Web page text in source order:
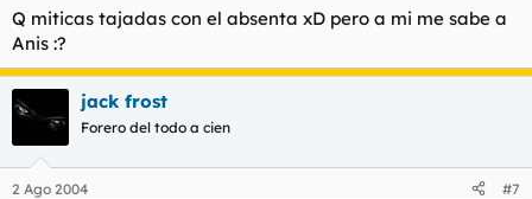
Q miticas tajadas con el absenta xD pero a mi me sabe a
Anis :?
jack frost
Forero del todo a cien
2 Ago 2004 #7